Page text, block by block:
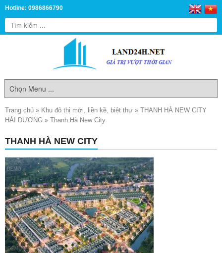
Hotline: 0986866790
Trang chủ » Khu đô thị mới, liền kề, biệt thự » THANH HÀ NEW CITY
HẢI DƯƠNG » Thanh Hà New City
THANH HÀ NEW CITY